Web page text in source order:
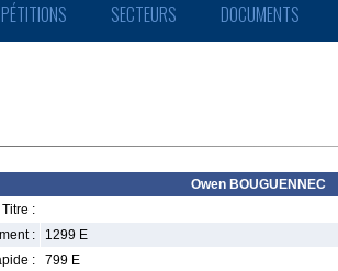
SECTEURS DOCUMENTS
Owen BOUGUENNEC
Titre :
:
1299 E
:
799 E